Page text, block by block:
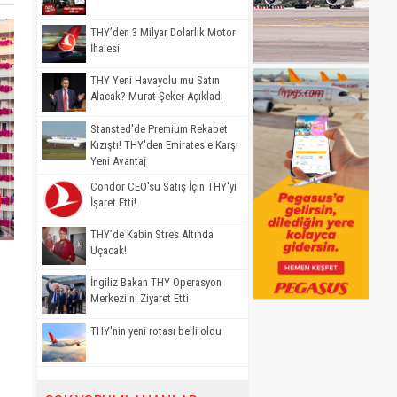
THY’den 3 Milyar Dolarlık Motor
İhalesi
THY Yeni Havayolu mu Satın
Alacak? Murat Şeker Açıkladı
Stansted'de Premium Rekabet
Kızıştı! THY'den Emirates'e Karşı
Yeni Avantaj
Condor CEO'su Satış İçin THY'yi
İşaret Etti!
THY’de Kabin Stres Altında
Uçacak!
İngiliz Bakan THY Operasyon
Merkezi'ni Ziyaret Etti
THY'nin yeni rotası belli oldu